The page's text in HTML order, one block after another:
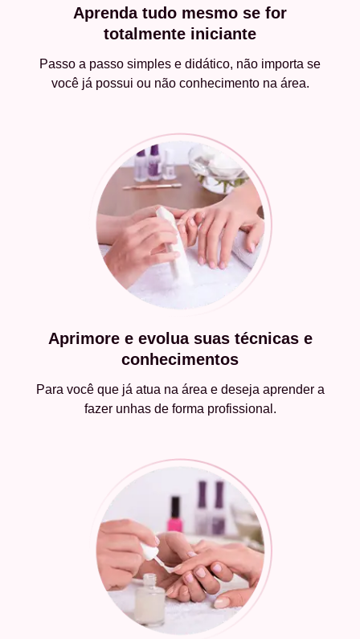
Aprenda tudo mesmo se for
totalmente iniciante
Passo a passo simples e didático, não importa se
você já possui ou não conhecimento na área.
Aprimore e evolua suas técnicas e
conhecimentos
Para você que já atua na área e deseja aprender a
fazer unhas de forma profissional.